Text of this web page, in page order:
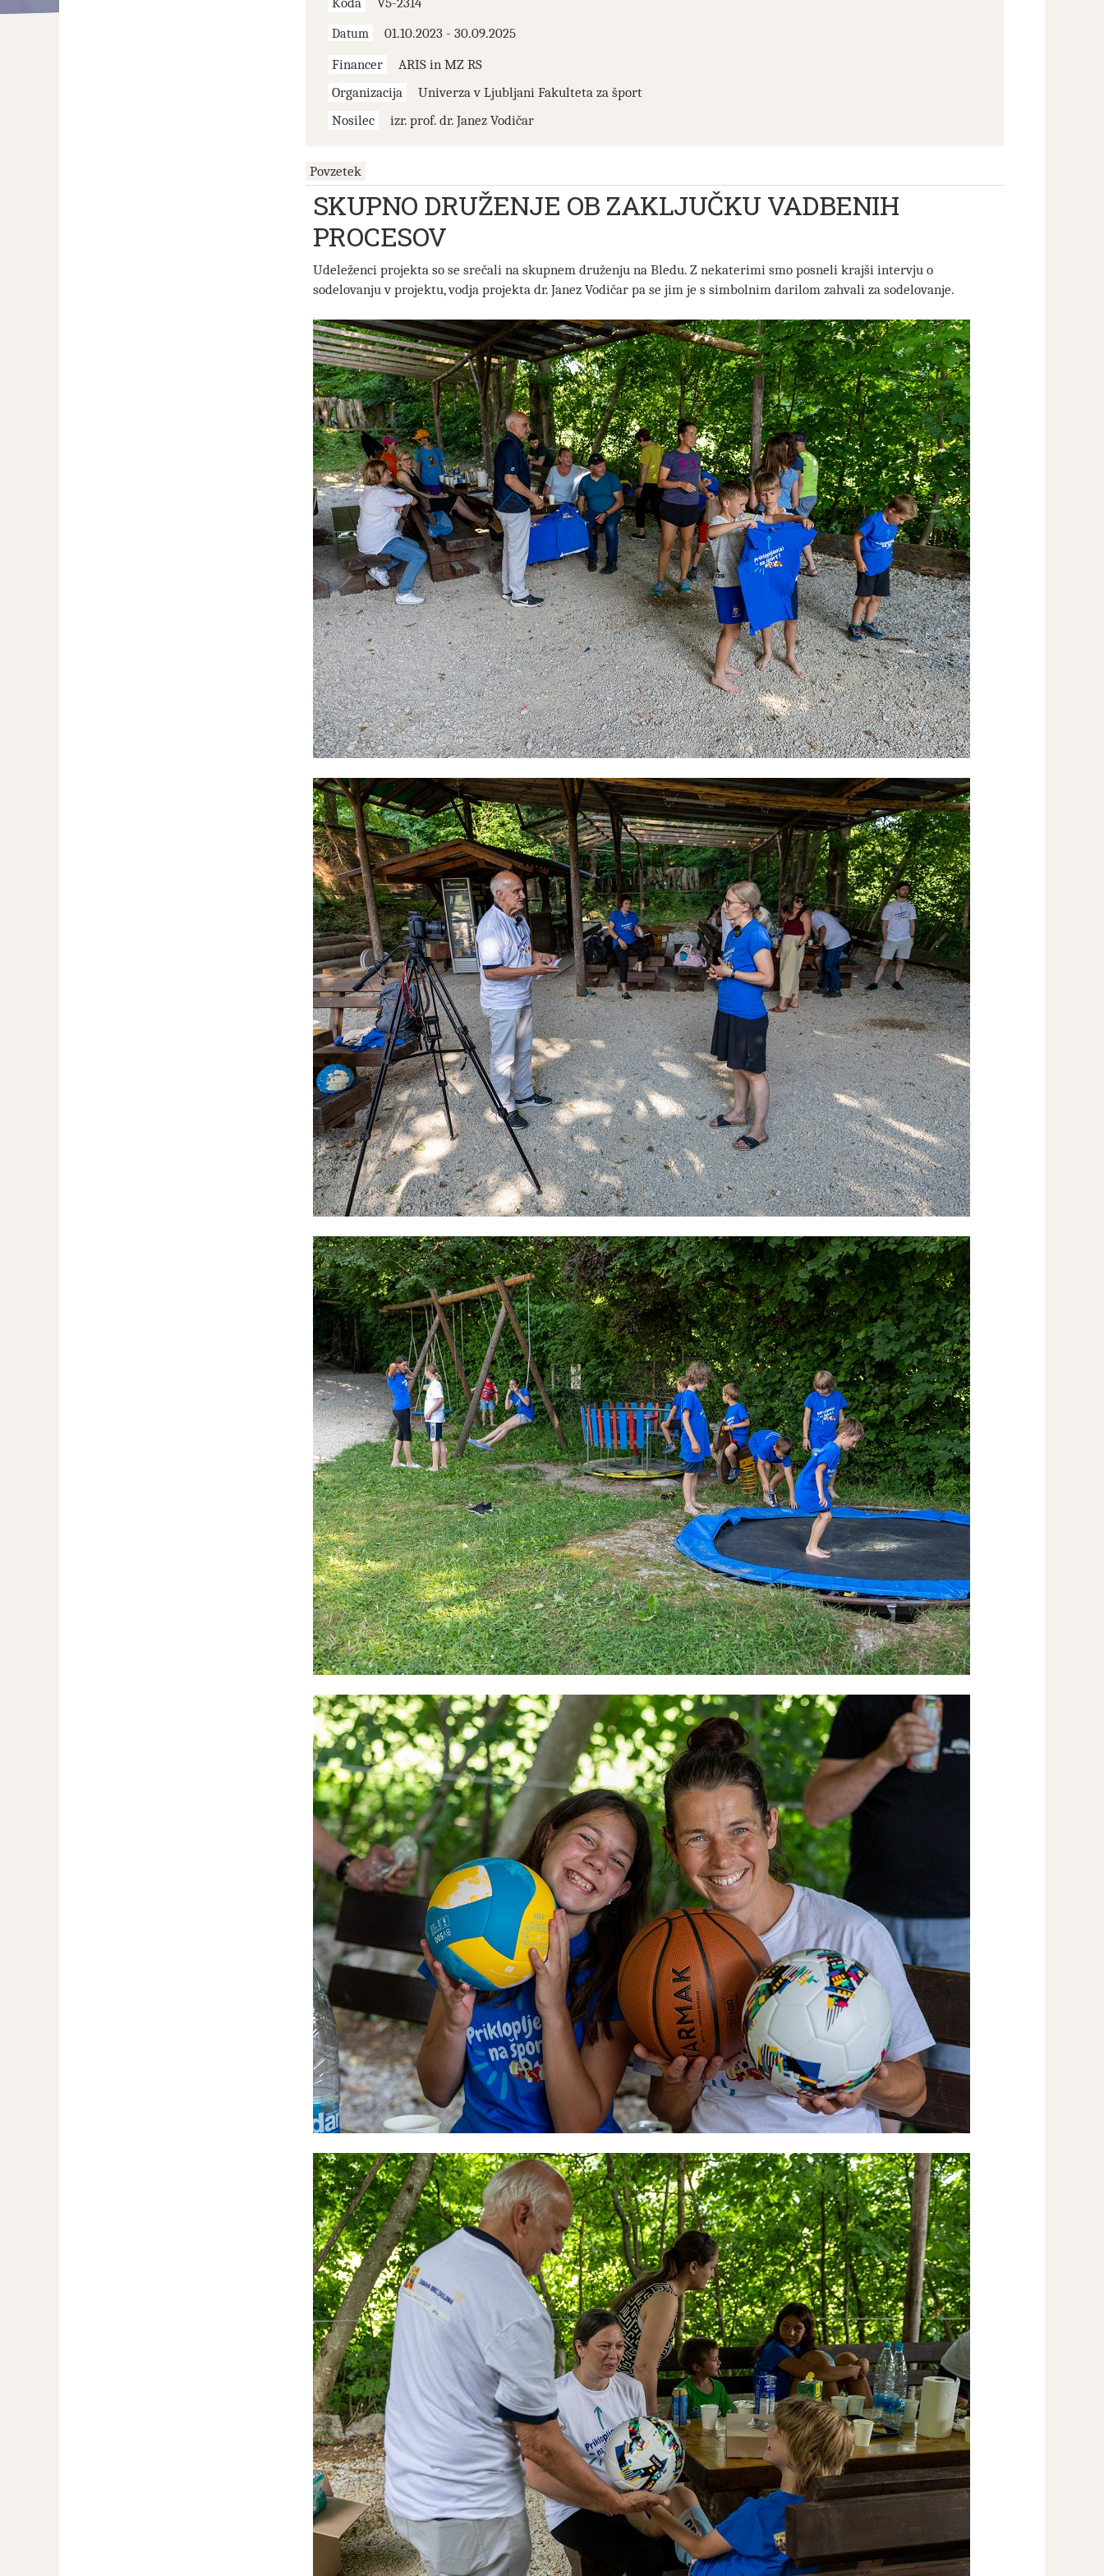
Datum 01.10.2023 - 30.09.2025
Financer
ARIS in MZ RS
Organizacija
Univerza v Ljubljani Fakulteta za šport
Nosilec
izr. prof. dr. Janez Vodičar
Povzetek
SKUPNO DRUŽENJE OB ZAKLJUČKU VADBENIH
PROCESOV
Udeleženci projekta so se srečali na skupnem druženju na Bledu. Z nekaterimi smo posneli krajši intervju o
sodelovanju v projektu, vodja projekta dr. Janez Vodičar pa se jim je s simbolnim darilom zahvali za sodelovanje.